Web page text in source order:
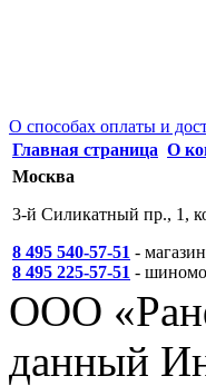
О способах оплаты и
Главная страница О
Москва
3-й Силикатный пр., 1,
8 495 540-57-51 - магазин
8 495 225-57-51 -
ООО
данный